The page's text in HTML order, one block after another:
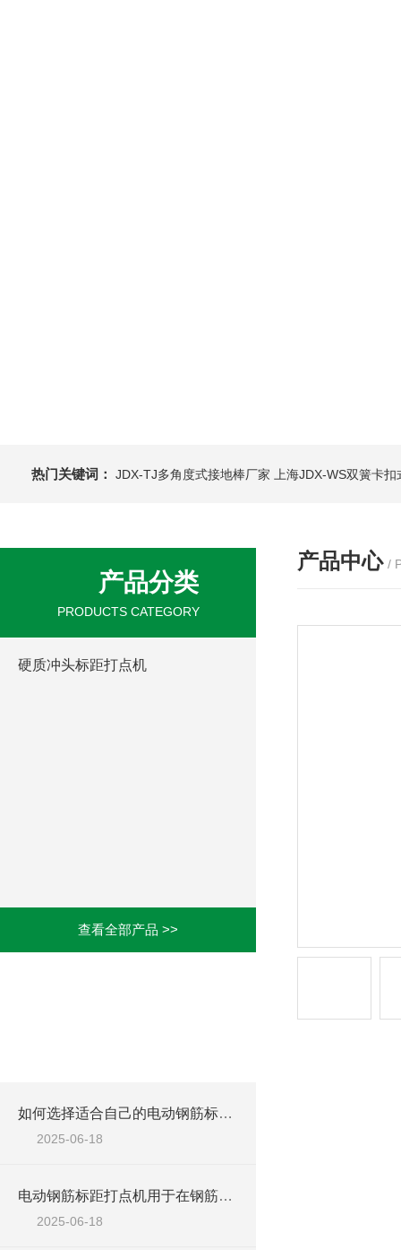
热门关键词： JDX-TJ多角度式接地棒厂家 上海JDX-WS双簧卡
产品分类
PRODUCTS CATEGORY
硬质冲头标距打点机
查看全部产品 >>
如何选择适合自己的电动钢筋标距打点机
2025-06-18
电动钢筋标距打点机用于在钢筋、金属棒材
2025-06-18
产品中心 /